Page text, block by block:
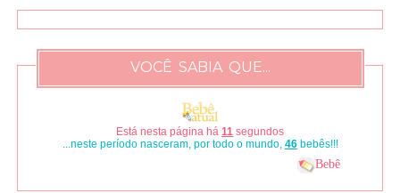
VOCÊ SABIA QUE...
Está nesta página há 12 segundos
...neste período nasceram, por todo o mundo, 50bebês!!!
Bebê